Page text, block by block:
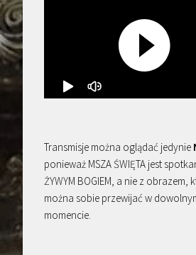
Transmisje można oglądać jedynie
ponieważ MSZA ŚWIĘTA jest
ŻYWYM BOGIEM, a nie z obrazem,
można sobie przewijać w
momencie.